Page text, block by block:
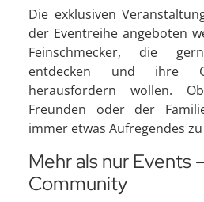
Die exklusiven
der Eventreihe angeboten
Feinschmecker, die
entdecken und ihre
herausfordern wollen.
Freunden oder der
immer etwas Aufregendes
Mehr als nur Events
Community